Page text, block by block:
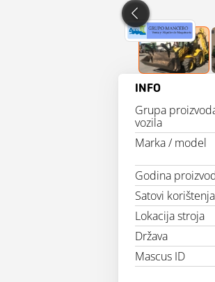
INFO
Grupa
vozila
Marka / model
Godina
Satovi korištenja
Lokacija stroja
Država
Mascus ID